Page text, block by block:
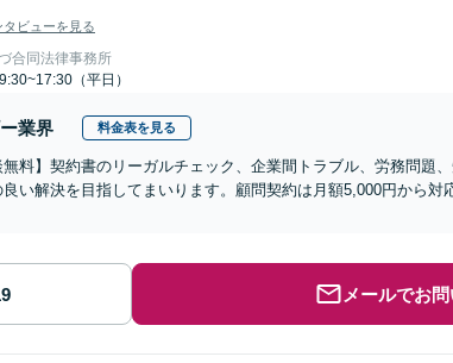
タビューを見る
合同法律事務所
（平日）
業界 料金表を見る
無料】契約書のリーガルチェック、企業間トラブル、労務問題
い解決を目指してまいります。顧問契約は月額5,000円から対
メールでお